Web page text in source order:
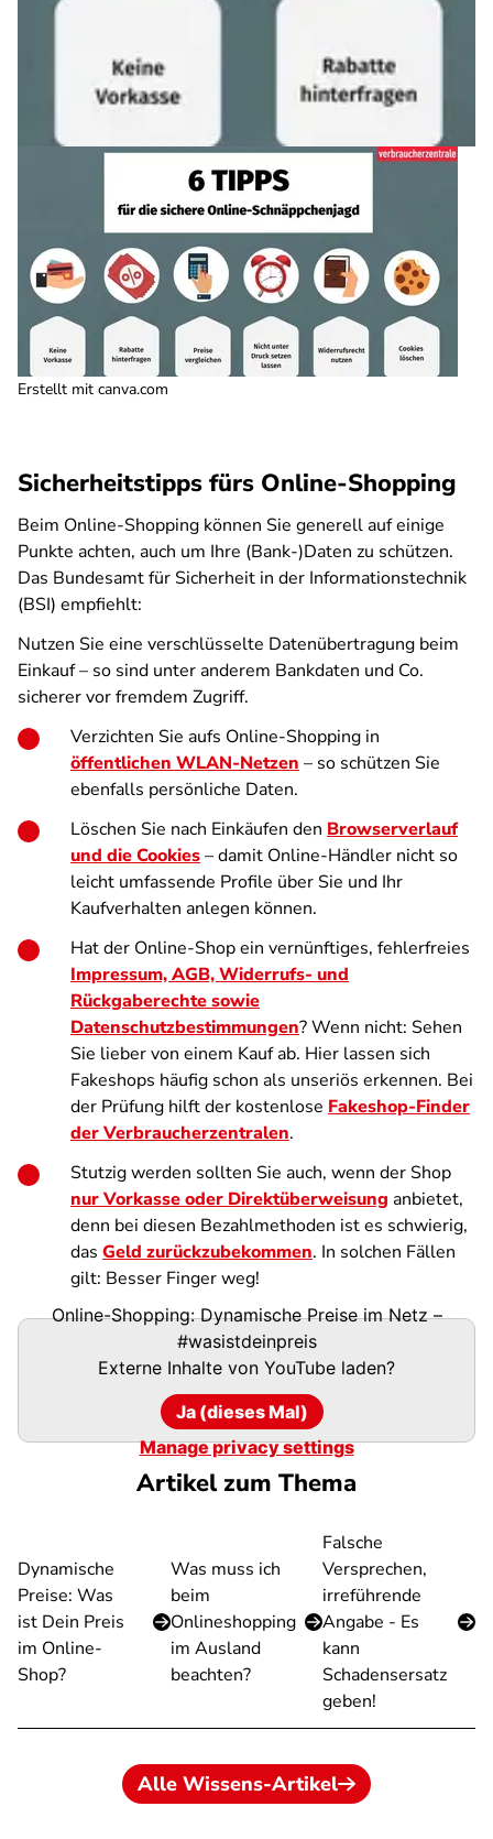
Erstellt mit canva.com
Sicherheitstipps fürs Online-Shopping
Beim Online-Shopping können Sie generell auf einige
Punkte achten, auch um Ihre (Bank-)Daten zu schützen.
Das Bundesamt für Sicherheit in der Informationstechnik
(BSI) empfiehlt:
Nutzen Sie eine verschlüsselte Datenübertragung beim
Einkauf – so sind unter anderem Bankdaten und Co.
sicherer vor fremdem Zugriff.
Verzichten Sie aufs Online-Shopping in
öffentlichen WLAN-Netzen – so schützen Sie
ebenfalls persönliche Daten.
Löschen Sie nach Einkäufen den Browserverlauf
und die Cookies– damit Online-Händler nicht so
leicht umfassende Profile über Sie und Ihr
Kaufverhalten anlegen können.
Hat der Online-Shop ein vernünftiges, fehlerfreies
Impressum, AGB, Widerrufs- und
Rückgaberechte sowie
Datenschutzbestimmungen? Wenn nicht: Sehen
Sie lieber von einem Kauf ab. Hier lassen sich
Fakeshops häufig schon als unseriös erkennen. Bei
der Prüfung hilft der kostenlose Fakeshop-Finder
der Verbraucherzentralen.
Stutzig werden sollten Sie auch, wenn der Shop
nur Vorkasse oder Direktüberweisung anbietet,
denn bei diesen Bezahlmethoden ist es schwierig,
das Geld zurückzubekommen. In solchen Fällen
gilt: Besser Finger weg!
Online-Shopping: Dynamische Preise im Netz –
#wasistdeinpreis
Externe Inhalte von YouTube laden?
Ja (dieses Mal)
Manage privacy settings
Artikel zum Thema
Dynamische
Preise: Was
ist Dein Preis
im Online-
Shop?
Was muss ich
beim
Onlineshopping
im Ausland
beachten?
Falsche
Versprechen,
irreführende
Angabe - Es
kann
Schadensersatz
geben!
Alle Wissens-Artikel